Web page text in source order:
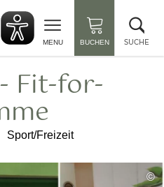
MENU BUCHEN SUCHE
Fit-for-
Sport/Freizeit
©